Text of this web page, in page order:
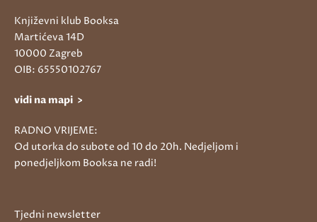
Književni klub Booksa
Martićeva 14D
10000 Zagreb
OIB: 65550102767
vidi na mapi >
RADNO VRIJEME:
Od utorka do subote od 10 do 20h. Nedjeljom i
ponedjeljkom Booksa ne radi!
Tjedni newsletter